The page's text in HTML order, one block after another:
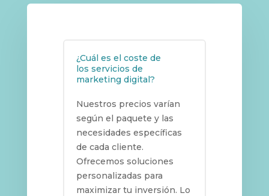
¿Cuál es el coste de
los servicios de
marketing digital?
Nuestros precios varían
según el paquete y las
necesidades específicas
de cada cliente.
Ofrecemos soluciones
personalizadas para
maximizar tu inversión. Lo